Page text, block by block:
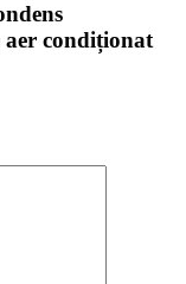
condiționat